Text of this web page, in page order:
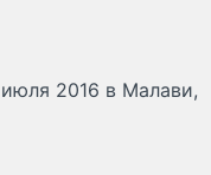
2016 в Малави,